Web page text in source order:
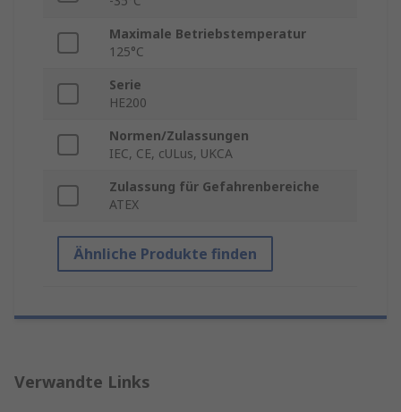
Maximale Betriebstemperatur
125°C
Serie
HE200
Normen/Zulassungen
IEC, CE, cULus, UKCA
Zulassung für Gefahrenbereiche
ATEX
Ähnliche Produkte finden
Verwandte Links